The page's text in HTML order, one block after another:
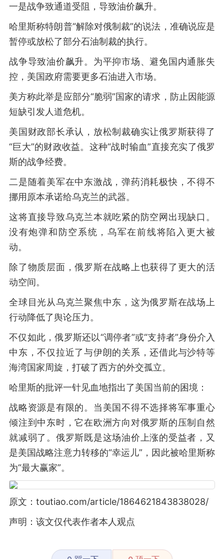
一是战争致通道受阻，导致油价飙升。
哈里斯称特朗普“解除对俄制裁”的说法，准确说应是
暂停或放松了部分石油制裁的执行。
战争导致油价飙升。为平抑市场、避免国内通胀失
控，美国政府需要更多石油进入市场。
美方称此举是应部分“脆弱”国家的请求，防止因能源
短缺引发人道危机。
美国财政部长承认，放松制裁确实让俄罗斯获得了
“巨大”的财政收益。这种“战时输血”直接充实了俄罗
斯的战争经费。
二是随着美军在中东激战，弹药消耗极快，不得不
挪用原本承诺给乌克兰的武器。
这将直接导致乌克兰本就吃紧的防空网出现缺口。
没有炮弹和防空系统，乌军在前线将陷入更大被
动。
除了物质层面，俄罗斯在战略上也获得了更大的活
动空间。
全球目光从乌克兰聚焦中东，这为俄罗斯在战场上
行动降低了舆论压力。
不仅如此，俄罗斯还以“调停者”或“支持者”身份介入
中东，不仅拉近了与伊朗的关系，还借此与沙特等
海湾国家周旋，打破了西方的外交孤立。
哈里斯的批评一针见血地指出了美国当前的困境：
战略资源是有限的。当美国不得不选择将军事重心
倾注到中东时，它在欧洲方向对俄罗斯的压制自然
就减弱了。俄罗斯既是这场油价上涨的受益者，又
是美国战略注意力转移的“幸运儿”，因此被哈里斯称
为“最大赢家”。
原文：toutiao.com/article/1864621843838028/
声明：该文仅代表作者本人观点